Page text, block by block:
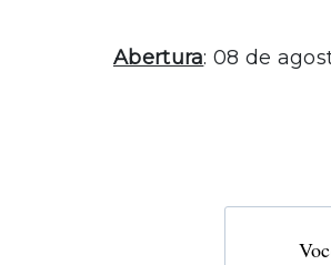
Abertura: 08 de